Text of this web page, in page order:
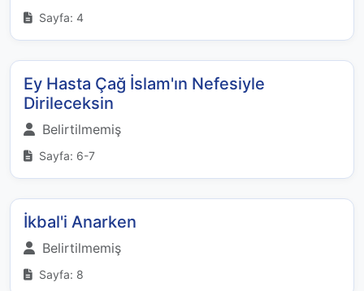
Sayfa: 4
Ey Hasta Çağ İslam'ın Nefesiyle
Dirileceksin
Belirtilmemiş
Sayfa: 6-7
İkbal'i Anarken
Belirtilmemiş
Sayfa: 8